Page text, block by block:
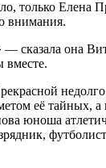
только Елена
внимания.
сказала она
вместе.
недолго
её тайных,
юноша